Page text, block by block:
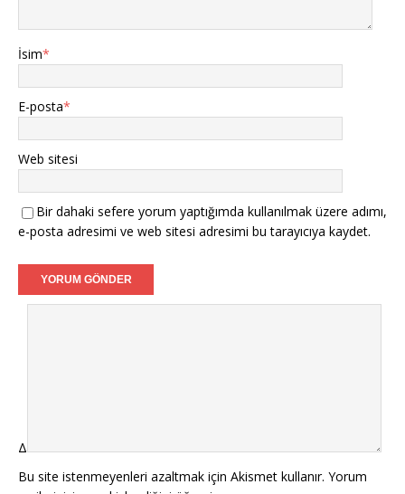
İsim*
E-posta*
Web sitesi
Bir dahaki sefere yorum yaptığımda kullanılmak üzere adımı,
e-posta adresimi ve web sitesi adresimi bu tarayıcıya kaydet.
Δ
Bu site istenmeyenleri azaltmak için Akismet kullanır. Yorum